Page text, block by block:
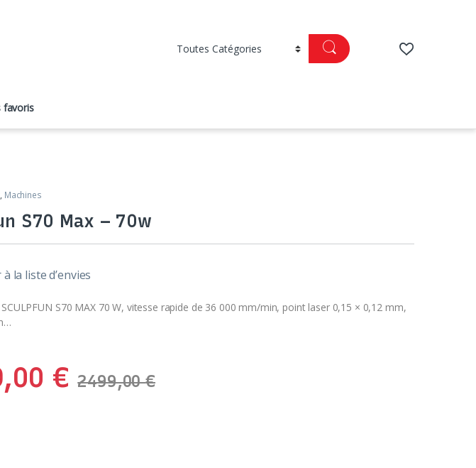
favoris
, Machines
S70 Max – 70w
la liste d’envies
S70 MAX 70 W, vitesse rapide de 36 000 mm/min, point laser 0,15 × 0,12 mm,
€ 2499,00€